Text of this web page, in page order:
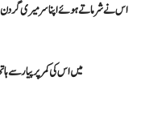
اس نے شرماتے ہوئے اپنا سر میری گردن کے
میں اس کی کمر پر پیار